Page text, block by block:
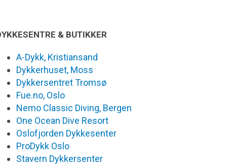
& BUTIKKER
A-Dykk, Kristiansand
Dykkerhuset, Moss
Dykkersentret Tromsø
Fue.no, Oslo
Nemo Classic Diving, Bergen
One Ocean Dive Resort
Oslofjorden Dykkesenter
ProDykk Oslo
Stavern Dykkersenter